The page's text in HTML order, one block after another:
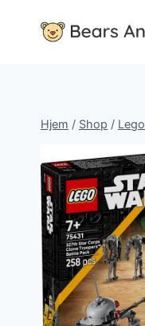
Hjem / Shop / Lego